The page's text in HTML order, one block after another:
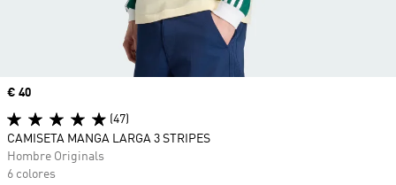
Precio
€ 40
(47)
CAMISETA MANGA LARGA 3 STRIPES
Hombre Originals
6 colores